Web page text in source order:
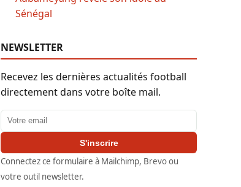
Sénégal
NEWSLETTER
Recevez les dernières actualités football
directement dans votre boîte mail.
Adresse email
S'inscrire
Connectez ce formulaire à Mailchimp, Brevo ou
votre outil newsletter.